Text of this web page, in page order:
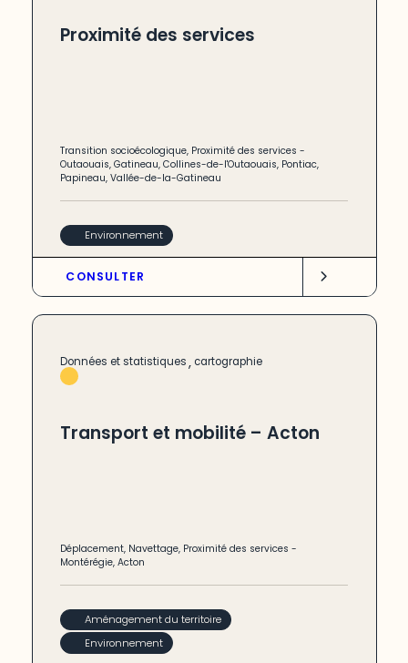
Proximité des services
Transition socioécologique, Proximité des services -
Outaouais,Gatineau,Collines-de-l'Outaouais, Pontiac,
Papineau,Vallée-de-la-Gatineau
Environnement
CONSULTER
Données et statistiques, cartographie
Transport et mobilité – Acton
Déplacement, Navettage, Proximité des services -
Montérégie,Acton
Aménagement du territoire
Environnement